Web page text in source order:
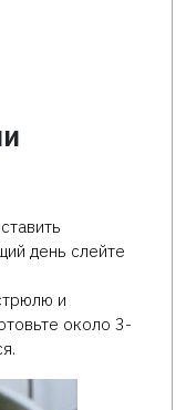
день слейте
и
около 3-